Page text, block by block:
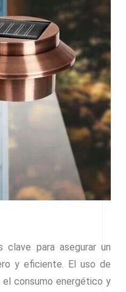
para asegurar un
y eficiente. El uso de
el consumo energético y